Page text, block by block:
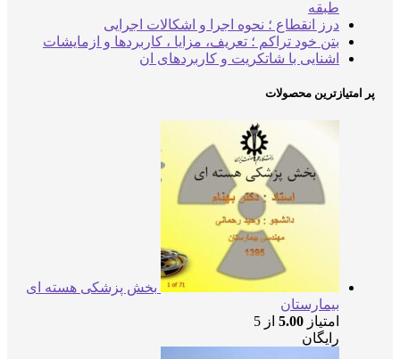
درز انقطاع ؛ نحوه اجرا و اشکالات اجرایی
بتن خود تراکم ؛ تعریف، مزایا ، کاربردها و ازمایشات
اشنایی با شاتکریت و کاربردهای ان
محصولات
بخش پزشکی هسته ای
بیمارستان
5.00از 5